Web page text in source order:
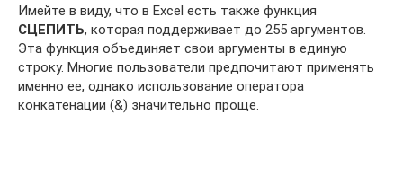
Имейте в виду, что в Excel есть также функция
СЦЕПИТЬ, которая поддерживает до 255 аргументов.
Эта функция объединяет свои аргументы в единую
строку. Многие пользователи предпочитают применять
именно ее, однако использование оператора
конкатенации (&) значительно проще.